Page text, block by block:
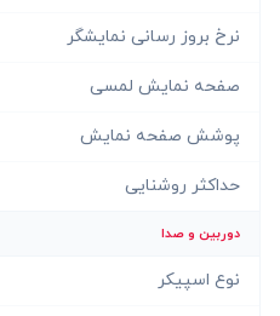
نرخ بروز رسانی نمایشگر
صفحه نمایش لمسی
پوشش صفحه نمایش
حداکثر روشنایی
دوربین و صدا
نوع اسپیکر